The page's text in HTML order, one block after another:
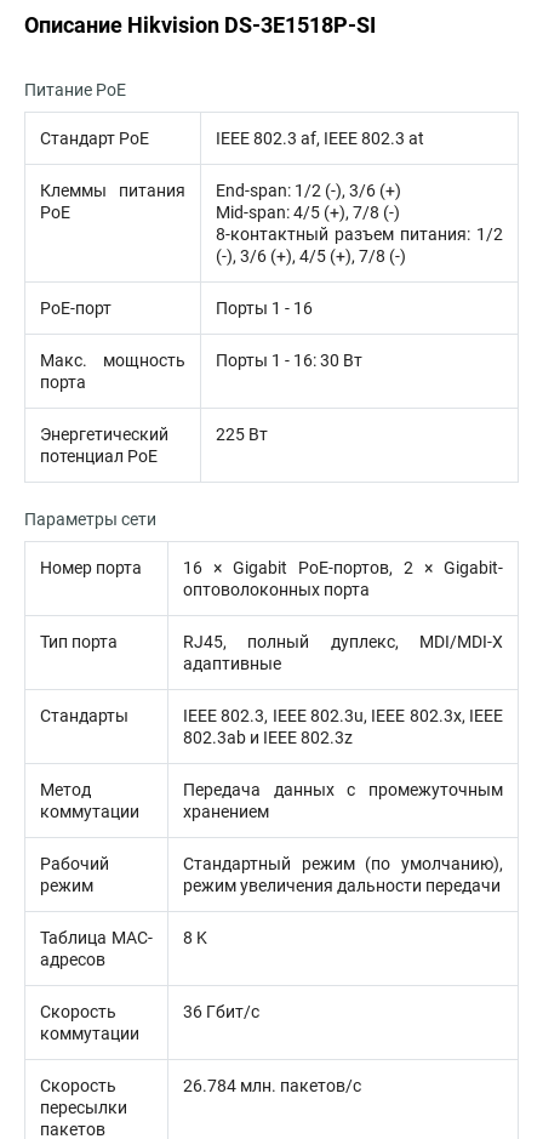
Описание Hikvision DS-3E1518P-SI
Питание PoE
Стандарт PoE IEEE 802.3 af, IEEE 802.3 at
Клеммы питания
PoE
End-span: 1/2 (-), 3/6 (+)
Mid-span: 4/5 (+), 7/8 (-)
8-контактный разъем питания: 1/2
(-), 3/6 (+), 4/5 (+), 7/8 (-)
PoE-порт Порты 1 - 16
Макс. мощность
порта
Порты 1 - 16: 30 Вт
Энергетический
потенциал PoE
225 Вт
Параметры сети
Номер порта
16 × Gigabit PoE-портов, 2 × Gigabit-
оптоволоконных порта
Тип порта
RJ45, полный дуплекс, MDI/MDI-X
адаптивные
Стандарты
IEEE 802.3, IEEE 802.3u, IEEE 802.3x, IEEE
802.3ab и IEEE 802.3z
Метод
коммутации
Передача данных с промежуточным
хранением
Рабочий
режим
Стандартный режим (по умолчанию),
режим увеличения дальности передачи
Таблица MAC-
адресов
8 K
Скорость
коммутации
36 Гбит/с
Скорость
пересылки
пакетов
26.784 млн. пакетов/с